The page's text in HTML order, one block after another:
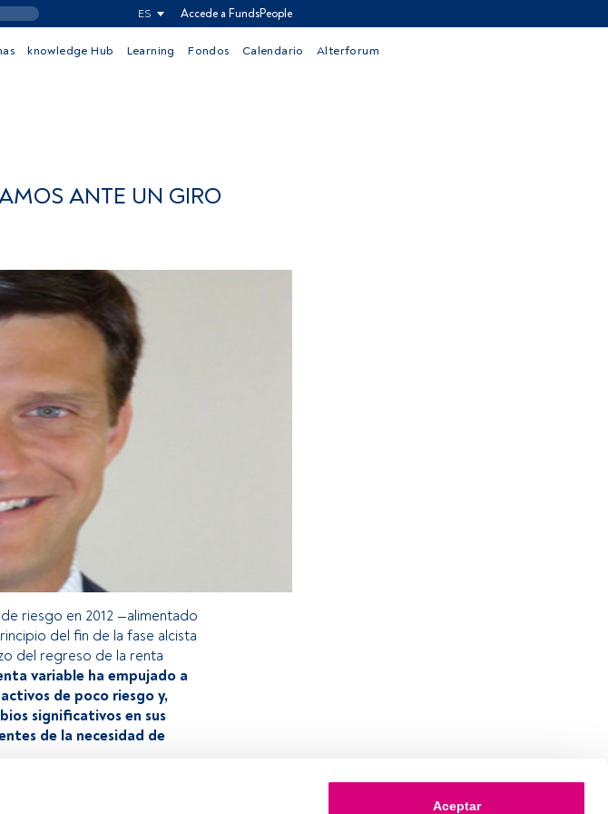
Aceptar
ES Accede a FundsPeople
knowledge Hub Learning Fondos Calendario Alterforum
ANTE UN GIRO
riesgo en 2012 —alimentado
del fin de la fase alcista
del regreso de la renta
variable ha empujado a
de poco riesgo y,
significativos en sus
de la necesidad de